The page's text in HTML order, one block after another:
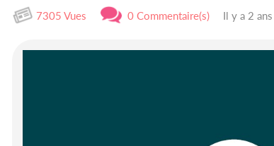
7305 Vues 0 Commentaire(s) Il y a 2 ans